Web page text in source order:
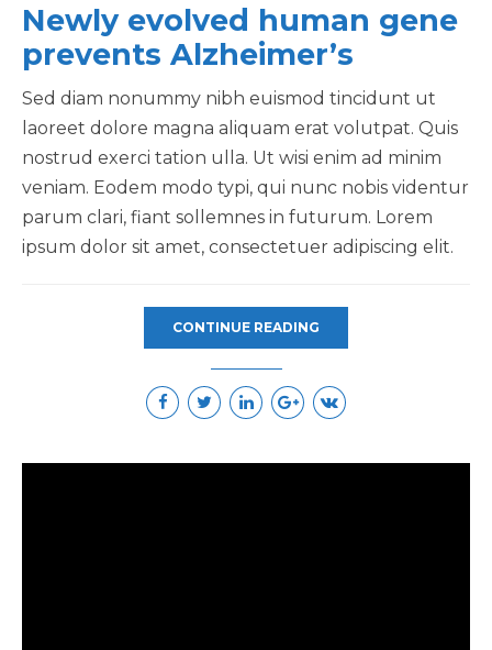
Newly evolved human gene
prevents Alzheimer’s
Sed diam nonummy nibh euismod tincidunt ut
laoreet dolore magna aliquam erat volutpat. Quis
nostrud exerci tation ulla. Ut wisi enim ad minim
veniam. Eodem modo typi, qui nunc nobis videntur
parum clari, fiant sollemnes in futurum. Lorem
ipsum dolor sit amet, consectetuer adipiscing elit.
CONTINUE READING